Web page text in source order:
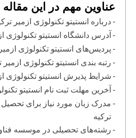
عناوین مهم در این مقاله
درباره انستیتو تکنولوژی ازمیر
آدرس دانشگاه انستیتو تکنولوژی
پردیس‌های انستیتو تکنولوژی
رتبه بندی انستیتو تکنولوژی ازمیر
شرایط پذیرش انستیتو تکنولوژی
آخرین مهلت ثبت نام انستیتو
مدرک زبان مورد نیاز برای تحصیل
ترکیه
رشته‌های تحصیلی در موسسه